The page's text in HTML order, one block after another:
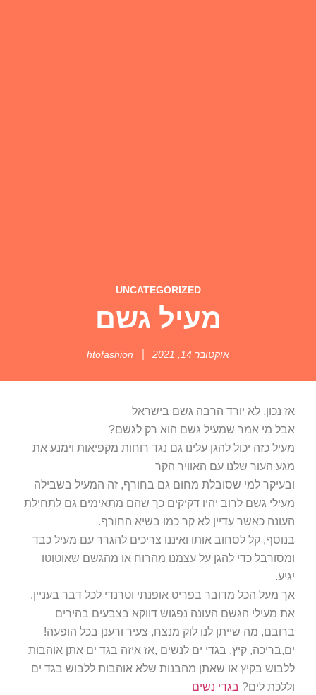
UNCATEGORIZED
מעיל גשם
אוקטובר 14, 2021 htofashion
אז נכון, לא יורד הרבה גשם בישראל
אבל מי אמר שמעיל גשם הוא רק לגשם?
מעיל כזה יכול להגן עלינו גם נגד רוחות מקפיאות וימנע את
מגע העור שלנו עם האוויר הקר
ובעיקר למי שסובלת מחום גם בחורף, זה המעיל בשבילה
מעילי גשם לרוב יהיו דקיקים כך שהם מתאימים גם לתחילת
העונה כאשר עדיין לא קר כמו בשיא החורף.
בנוסף, קל לסחוב אותו ואיננו צריכים להגרר עם מעיל כבד
ומסורבל כדי להגן על עצמנו מהרוח או מהגשם שאוטוטו
יגיע.
אך מעל הכל מדובר בפריט אופנתי וטרנדי לכל דבר בעניין.
את מעילי הגשם העונה נפגוש דווקא בצבעים בהירים
ברובם, מה שייתן לנו לוק מנצח, צעיר ורענן בכל הופעה!
ים,בריכה, קיץ, בגדי ים לנשים ,אז איזה בגד ים אתן אוהבות
ללבוש בקיץ או שאתן מהבנות שלא אוהבות ללבוש בגד ים
וללכת לים? בגדי נשים